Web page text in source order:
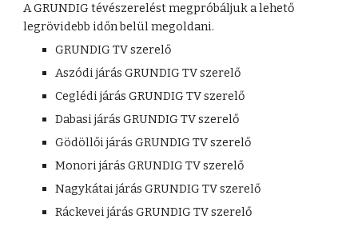
A GRUNDIG tévészerelést megpróbáljuk a lehető
legrövidebb időn belül megoldani.
GRUNDIG TV szerelő
Aszódi járás GRUNDIG TV szerelő
Ceglédi járás GRUNDIG TV szerelő
Dabasi járás GRUNDIG TV szerelő
Gödöllői járás GRUNDIG TV szerelő
Monori járás GRUNDIG TV szerelő
Nagykátai járás GRUNDIG TV szerelő
Ráckevei járás GRUNDIG TV szerelő